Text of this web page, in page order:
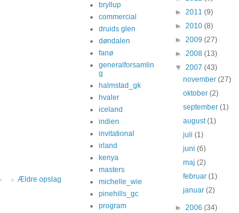
Ældre opslag
bryllup
commercial
druids glen
døndalen
fanø
generalforsamlin
g
halmstad_gk
hvaler
iceland
indien
invitational
irland
kenya
masters
michelle_wie
pinehills_gc
program
► 2011 (9)
► 2010 (8)
► 2009 (27)
► 2008 (13)
▼ 2007 (43)
november(27)
oktober(2)
september(1)
august(1)
juli(1)
juni(6)
maj(2)
februar(1)
januar(2)
► 2006 (34)